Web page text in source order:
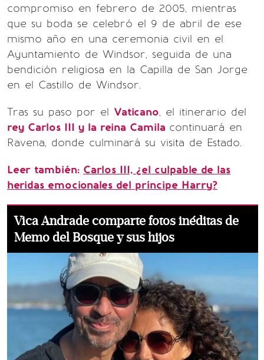
compromiso en febrero de 2005, mientras
que su boda se celebró el 9 de abril de ese
mismo año en una ceremonia civil en el
Ayuntamiento de Windsor, seguida de una
bendición religiosa en la Capilla de San Jorge
en el Castillo de Windsor.
Tras su paso por el Vaticano, el itinerario del
rey Carlos III y la reina Camila continuará en
Ravena, donde culminará su visita de Estado.
Leer también: Carlos III, ¿el culpable de las
heridas emocionales del príncipe Harry?
Vica Andrade comparte fotos inéditas de
Memo del Bosque y sus hijos